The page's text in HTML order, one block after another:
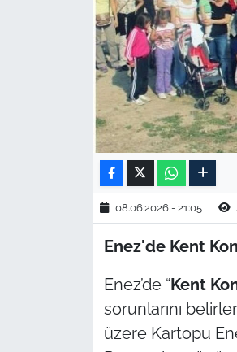
08.06.2026 - 21:05
Enez'de Kent
Enez’de “Kent
sorunlarını
üzere Kartopu
TEKİRDAĞ
KIRKLARELİ
ÇANAKKALE